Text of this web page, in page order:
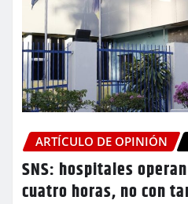
ARTÍCULO DE OPINIÓN
SNS: hospitales
cuatro horas, no con